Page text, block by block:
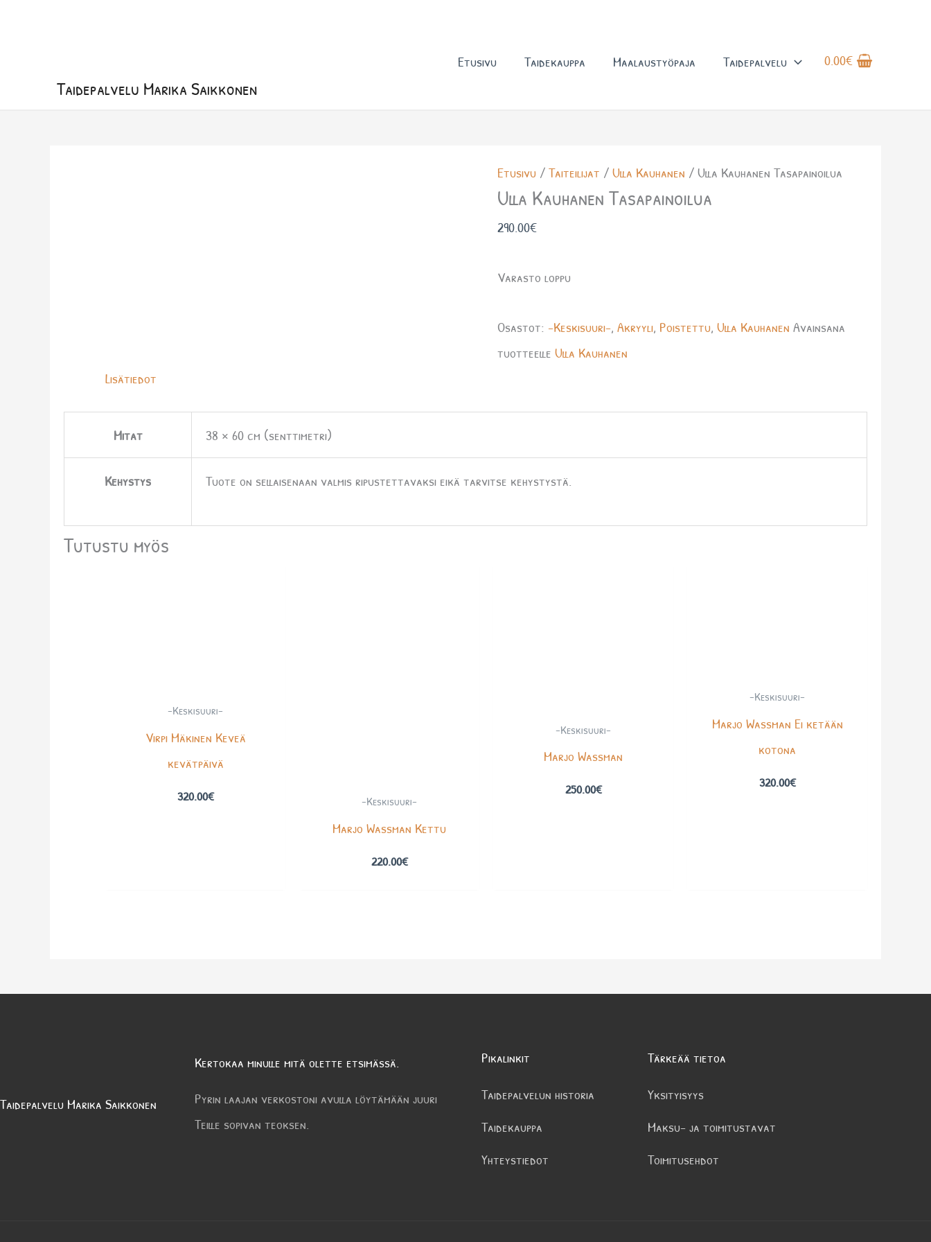
Taidepalvelu Marika Saikkonen
Etusivu Taidekauppa Maalaustyöpaja Taidepalvelu 0.00€
Etusivu /Taiteilijat /Ulla Kauhanen / Ulla Kauhanen Tasapainoilua
Ulla Kauhanen Tasapainoilua
290.00€
Varasto loppu
Osastot:-Keskisuuri-,Akryyli, Poistettu,Ulla Kauhanen Avainsana
tuotteelleUlla Kauhanen
Lisätiedot
Mitat 38 × 60 cm (senttimetri)
Kehystys Tuote on sellaisenaan valmis ripustettavaksi eikä tarvitse kehystystä.
Tutustu myös
-Keskisuuri-
Virpi Mäkinen Keveä
kevätpäivä
320.00€ -Keskisuuri-
Marjo Wassman Kettu
220.00€
-Keskisuuri-
Marjo Wassman
250.00€
-Keskisuuri-
Marjo Wassman Ei ketään
kotona
320.00€
Taidepalvelu Marika Saikkonen
Kertokaa minulle mitä olette etsimässä.
Pyrin laajan verkostoni avulla löytämään juuri
Teille sopivan teoksen.
Pikalinkit
Taidepalvelun historia
Taidekauppa
Yhteystiedot
Tärkeää tietoa
Yksityisyys
Maksu- ja toimitustavat
Toimitusehdot